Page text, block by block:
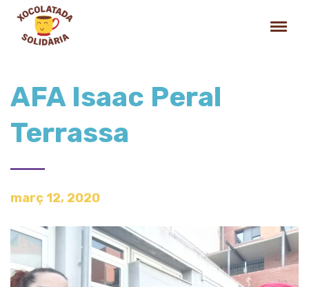
AFA Isaac Peral
Terrassa
març 12, 2020